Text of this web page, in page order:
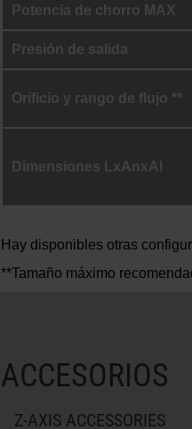
Potencia de chorro MAX
Presión de salida
Orificio y rango de flujo **
Dimensiones LxAnxAl
Hay disponibles otras
**Tamaño máximo
ACCESORIOS
Z-AXIS ACCESSORIES